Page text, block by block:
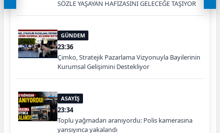
SÖZLE YAŞAYAN HAFIZASINI GELECEĞE TAŞIYOR
GÜNDEM
23:36
Çimko, Stratejik Pazarlama Vizyonuyla Bayilerinin
Kurumsal Gelişimini Destekliyor
ASAYİŞ
23:34
Toplu yağmadan aranıyordu: Polis kamerasına
yansıyınca yakalandı